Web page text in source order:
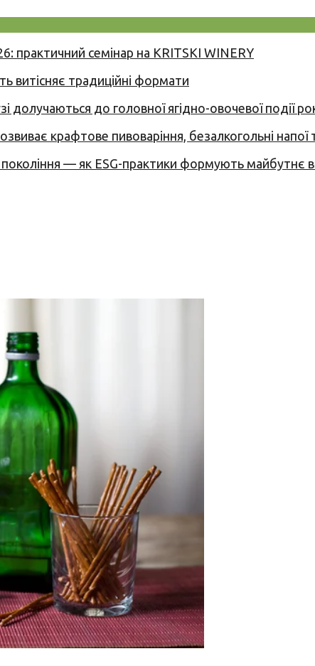
практичний семінар на KRITSKI WINERY
витісняє традиційні формати
долучаються до головної ягідно-овочевої події
крафтове пивоваріння, безалкогольні напої
— як ESG-практики формують майбутнє